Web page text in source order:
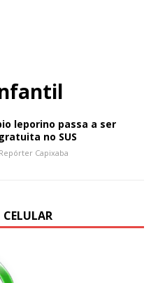
leporino passa a ser
no SUS
Repórter Capixaba